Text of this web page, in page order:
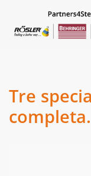
Tre
completa.